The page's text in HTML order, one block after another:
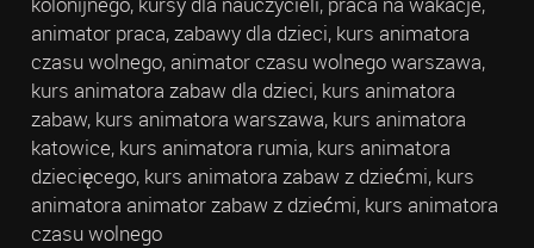
animator praca, zabawy dla dzieci, kurs animatora
czasu wolnego, animator czasu wolnego warszawa,
kurs animatora zabaw dla dzieci, kurs animatora
zabaw, kurs animatora warszawa, kurs animatora
katowice, kurs animatora rumia, kurs animatora
dziecięcego, kurs animatora zabaw z dziećmi, kurs
animatora animator zabaw z dziećmi, kurs animatora
czasu wolnego